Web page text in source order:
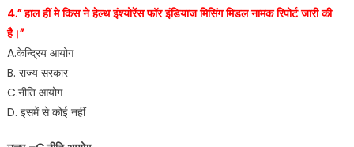
4.” हाल हीं मे किस ने हेल्थ इंश्योरेंस फॉर इंडियाज मिसिंग मिडल नामक रिपोर्ट जारी की
है।”
A.केन्द्रिय आयोग
B. राज्य सरकार
C.नीति आयोग
D. इसमें से कोई नहीं